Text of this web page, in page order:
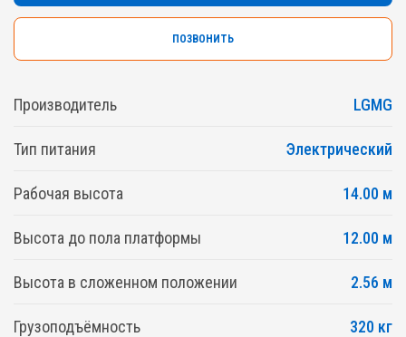
ПОЗВОНИТЬ
Производитель LGMG
Тип питания Электрический
Рабочая высота 14.00 м
Высота до пола платформы 12.00 м
Высота в сложенном положении 2.56 м
Грузоподъёмность 320 кг